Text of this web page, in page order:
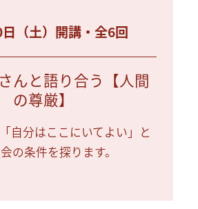
（土）開講・全6回
んと語り合う【人間
の尊厳】
自分はここにいてよい」と
の条件を探ります。